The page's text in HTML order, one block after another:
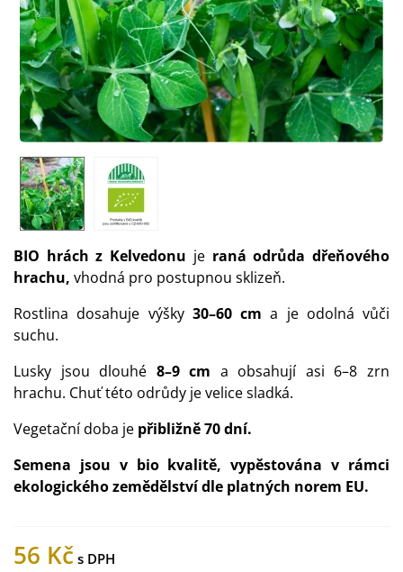
BIO hrách z Kelvedonu jeraná odrůda dřeňového
hrachu, vhodná pro postupnou sklizeň.
Rostlina dosahuje výšky 30–60 cm a je odolná vůči
suchu.
Lusky jsou dlouhé 8–9 cm a obsahují asi 6–8 zrn
hrachu. Chuť této odrůdy je velice sladká.
Vegetační doba je přibližně70 dní.
Semena jsou v bio kvalitě, vypěstována v rámci
ekologického zemědělství dle platných norem EU.
56 Kč